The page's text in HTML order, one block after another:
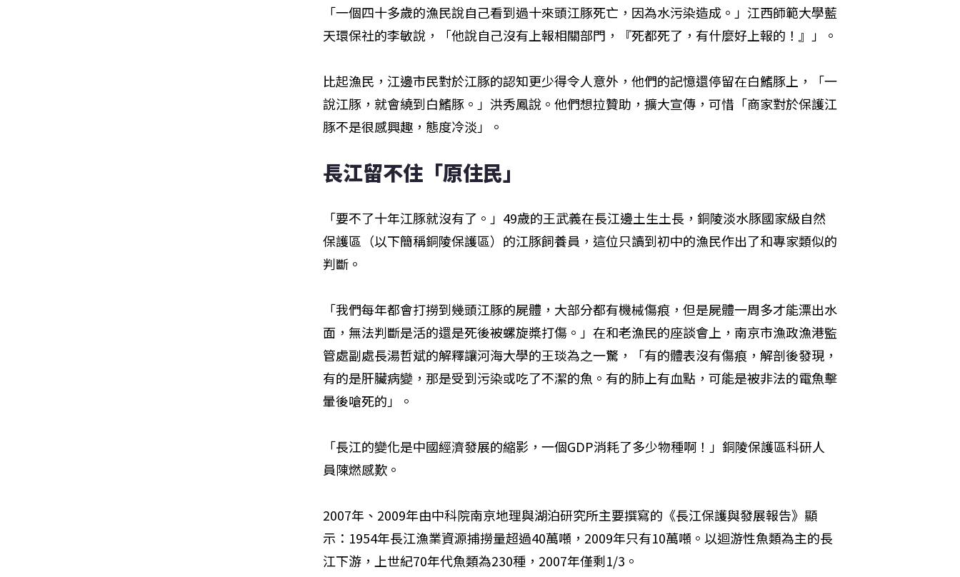
「一個四十多歲的漁民說自己看到過十來頭江豚死亡，因為水污染造成。」江西師範大學藍
天環保社的李敏說，「他說自己沒有上報相關部門，『死都死了，有什麼好上報的！』」。
比起漁民，江邊市民對於江豚的認知更少得令人意外，他們的記憶還停留在白鰭豚上，「一
說江豚，就會繞到白鰭豚。」洪秀鳳說。他們想拉贊助，擴大宣傳，可惜「商家對於保護江
豚不是很感興趣，態度冷淡」。
長江留不住「原住民」
「要不了十年江豚就沒有了。」49歲的王武義在長江邊土生土長，銅陵淡水豚國家級自然
保護區（以下簡稱銅陵保護區）的江豚飼養員，這位只讀到初中的漁民作出了和專家類似的
判斷。
「我們每年都會打撈到幾頭江豚的屍體，大部分都有機械傷痕，但是屍體一周多才能漂出水
面，無法判斷是活的還是死後被螺旋槳打傷。」在和老漁民的座談會上，南京市漁政漁港監
管處副處長湯哲斌的解釋讓河海大學的王琰為之一驚，「有的體表沒有傷痕，解剖後發現，
有的是肝臟病變，那是受到污染或吃了不潔的魚。有的肺上有血點，可能是被非法的電魚擊
暈後嗆死的」。
「長江的變化是中國經濟發展的縮影，一個GDP消耗了多少物種啊！」銅陵保護區科研人
員陳燃感歎。
2007年、2009年由中科院南京地理與湖泊研究所主要撰寫的《長江保護與發展報告》顯
示：1954年長江漁業資源捕撈量超過40萬噸，2009年只有10萬噸。以迴游性魚類為主的長
江下游，上世紀70年代魚類為230種，2007年僅剩1/3。